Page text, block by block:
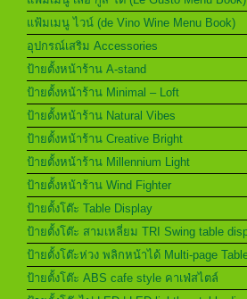
แฟ้มเมนู ไวน์ (de Vino Wine Menu Book)
อุปกรณ์เสริม Accessories
ป้ายตั้งหน้าร้าน A-stand
ป้ายตั้งหน้าร้าน Minimal – Loft
ป้ายตั้งหน้าร้าน Natural Vibes
ป้ายตั้งหน้าร้าน Creative Bright
ป้ายตั้งหน้าร้าน Millennium Light
ป้ายตั้งหน้าร้าน Wind Fighter
ป้ายตั้งโต๊ะ Table Display
ป้ายตั้งโต๊ะ สามเหลี่ยม TRI Swing table
ป้ายตั้งโต๊ะห่วง พลิกหน้าได้ Multi-page
ป้ายตั้งโต๊ะ ABS cafe style คาเฟ่สไตล์